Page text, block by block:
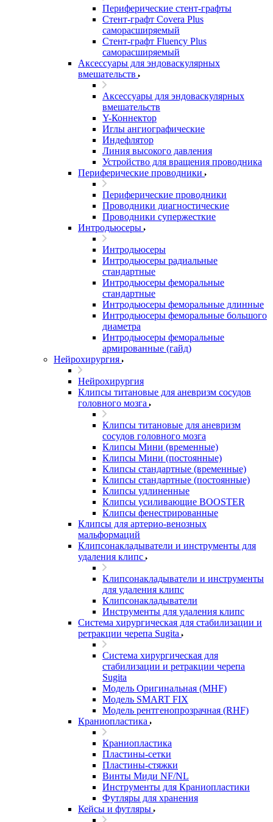
Периферические стент-графты
Стент-графт Covera Plus
саморасширяемый
Стент-графт Fluency Plus
саморасширяемый
Аксессуары для эндоваскулярных
вмешательств
Аксессуары для эндоваскулярных
вмешательств
Y-Коннектор
Иглы ангиографические
Индефлятор
Линия высокого давления
Устройство для вращения проводника
Периферические проводники
Периферические проводники
Проводники диагностические
Проводники супержесткие
Интродьюсеры
Интродьюсеры
Интродьюсеры радиальные
стандартные
Интродьюсеры феморальные
стандартные
Интродьюсеры феморальные длинные
Интродьюсеры феморальные большого
диаметра
Интродьюсеры феморальные
армированные (гайд)
Нейрохирургия
Нейрохирургия
Клипсы титановые для аневризм сосудов
головного мозга
Клипсы титановые для аневризм
сосудов головного мозга
Клипсы Мини (временные)
Клипсы Мини (постоянные)
Клипсы стандартные (временные)
Клипсы стандартные (постоянные)
Клипсы удлиненные
Клипсы усиливающие BOOSTER
Клипсы фенестрированные
Клипсы для артерио-венозных
мальформаций
Клипсонакладыватели и инструменты для
удаления клипс
Клипсонакладыватели и инструменты
для удаления клипс
Клипсонакладыватели
Инструменты для удаления клипс
Система хирургическая для стабилизации и
ретракции черепа Sugita
Система хирургическая для
стабилизации и ретракции черепа
Sugita
Модель Оригинальная (MHF)
Модель SMART FIX
Модель рентгенопрозрачная (RHF)
Краниопластика
Краниопластика
Пластины-сетки
Пластины-стяжки
Винты Миди NF/NL
Инструменты для Краниопластики
Футляры для хранения
Кейсы и футляры